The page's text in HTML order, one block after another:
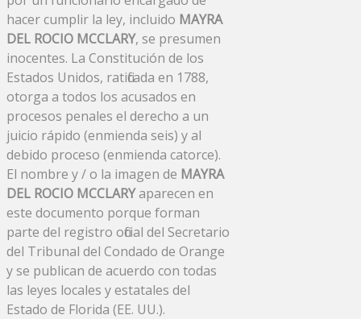
hacer cumplir la ley, incluido MAYRA
DEL ROCIO MCCLARY, se presumen
inocentes. La Constitución de los
Estados Unidos, ratificada en 1788,
otorga a todos los acusados ​​en
procesos penales el derecho a un
juicio rápido (enmienda seis) y al
debido proceso (enmienda catorce).
El nombre y / o la imagen de MAYRA
DEL ROCIO MCCLARYaparecen en
este documento porque forman
parte del registro oficial del Secretario
del Tribunal del Condado de Orange
y se publican de acuerdo con todas
las leyes locales y estatales del
Estado de Florida (EE. UU.).